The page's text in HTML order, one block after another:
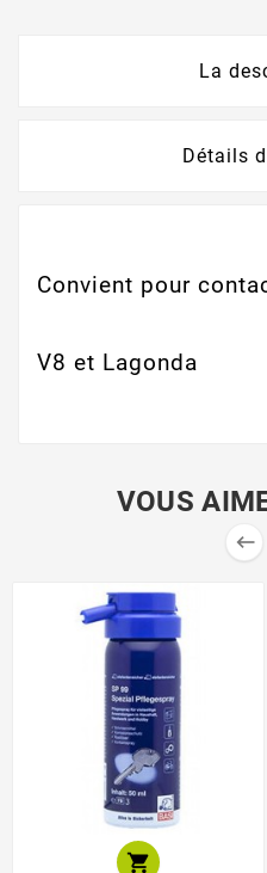
La
Détails
Convient pour
V8 et Lagonda
VOUS

